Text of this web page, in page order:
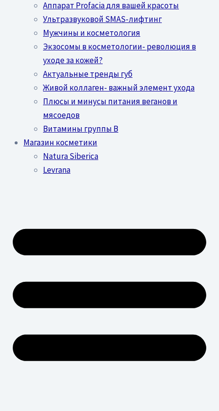
Аппарат Profacia для вашей красоты
Ультразвуковой SMAS-лифтинг
Мужчины и косметология
Экзосомы в косметологии- революция в
уходе за кожей?
Актуальные тренды губ
Живой коллаген- важный элемент ухода
Плюсы и минусы питания веганов и
мясоедов
Витамины группы В
Магазин косметики
Natura Siberica
Levrana